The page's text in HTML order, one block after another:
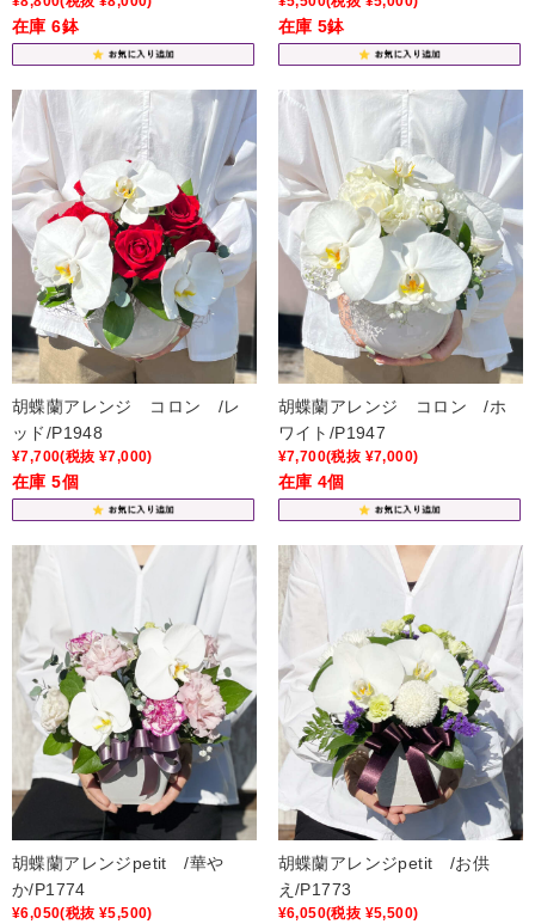
在庫 6鉢 在庫 5鉢
胡蝶蘭アレンジ コロン /レ
ッド/P1948
¥7,700(税抜 ¥7,000)
在庫 5個
胡蝶蘭アレンジ コロン /ホ
ワイト/P1947
¥7,700(税抜 ¥7,000)
在庫 4個
胡蝶蘭アレンジpetit /華や
か/P1774
¥6,050(税抜 ¥5,500)
胡蝶蘭アレンジpetit /お供
え/P1773
¥6,050(税抜 ¥5,500)